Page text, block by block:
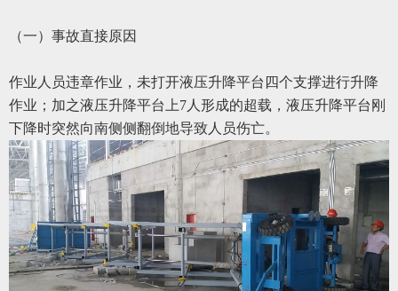
（一）事故直接原因
作业人员违章作业，未打开液压升降平台四个支撑进行升降
作业；加之液压升降平台上7人形成的超载，液压升降平台刚
下降时突然向南侧侧翻倒地导致人员伤亡。